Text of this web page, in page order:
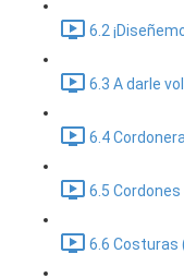
6.2
6.3 A darle
6.4
6.5 Cordones
6.6 Costuras